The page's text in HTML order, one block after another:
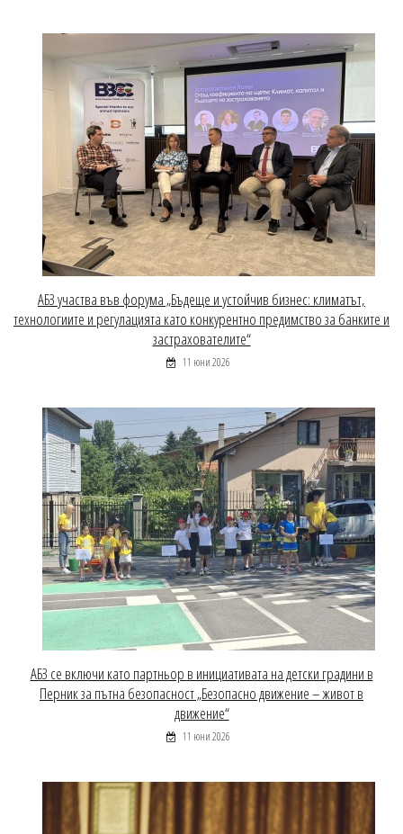
АБЗ участва във форума „Бъдеще и устойчив бизнес: климатът,
технологиите и регулацията като конкурентно предимство за банките и
застрахователите“
11 юни 2026
АБЗ се включи като партньор в инициативата на детски градини в
Перник за пътна безопасност „Безопасно движение – живот в
движение“
11 юни 2026